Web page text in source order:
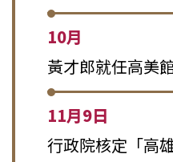
10月
黃才郎就任高美
11月9日
行政院核定「高